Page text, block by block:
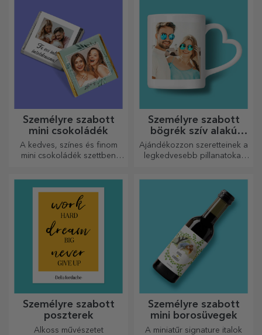
élményeket.
Személyre szabott
mini csokoládék
A kedves, színes és finom
mini csokoládék szettben
minden csokoládérajongó
számára.
Személyre szabott
bögrék szív alakú
fogantyúval
Ajándékozzon szeretteinek a
legkedvesebb pillanatokat
Személyre szabott
poszterek
Alkoss művészetet
Személyre szabott
mini borosüvegek
A miniatűr signature italok